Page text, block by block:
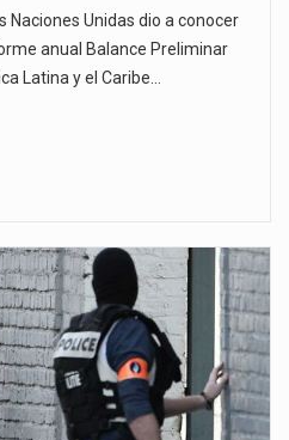
Naciones Unidas dio a conocer
anual Balance Preliminar
Latina y el Caribe…